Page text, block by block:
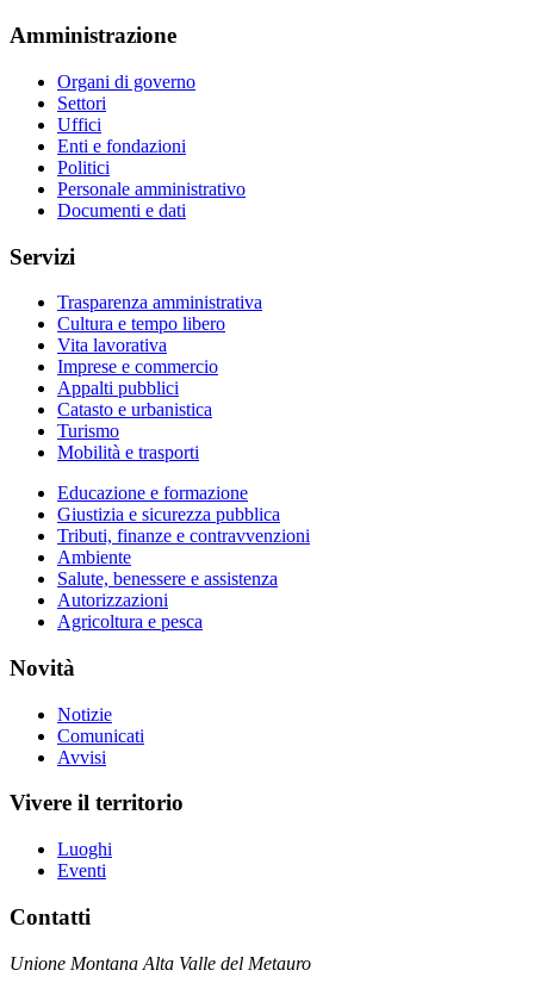
Amministrazione
Organi di governo
Settori
Uffici
Enti e fondazioni
Politici
Personale amministrativo
Documenti e dati
Servizi
Trasparenza amministrativa
Cultura e tempo libero
Vita lavorativa
Imprese e commercio
Appalti pubblici
Catasto e urbanistica
Turismo
Mobilità e trasporti
Educazione e formazione
Giustizia e sicurezza pubblica
Tributi, finanze e contravvenzioni
Ambiente
Salute, benessere e assistenza
Autorizzazioni
Agricoltura e pesca
Novità
Notizie
Comunicati
Avvisi
Vivere il territorio
Luoghi
Eventi
Contatti
Unione Montana Alta Valle del Metauro